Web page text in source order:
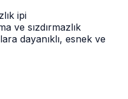
ipi
ve sızdırmazlık
dayanıklı, esnek ve